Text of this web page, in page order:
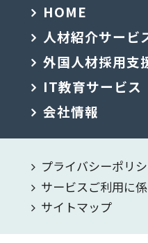
HOME
人材紹介サービ
外国人材採用支
IT教育サービス
会社情報
プライバシーポリ
サービスご利用に
サイトマップ